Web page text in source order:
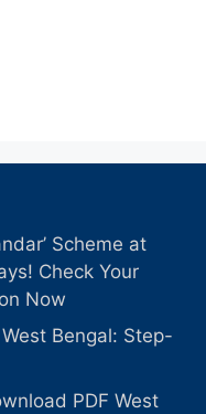
Scheme at
Check Your
Now
Bengal: Step-
PDF West